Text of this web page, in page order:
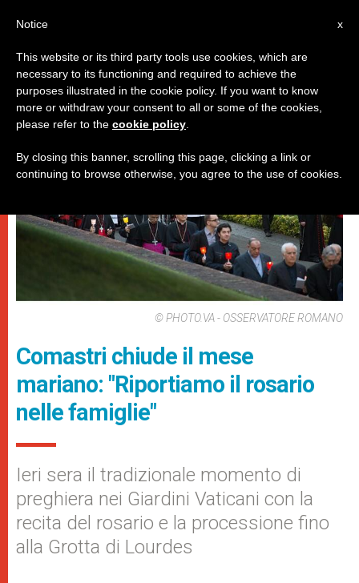
DICASTERI
© PHOTO.VA - OSSERVATORE ROMANO
Comastri chiude il mese
mariano: "Riportiamo il rosario
nelle famiglie"
Ieri sera il tradizionale momento di
preghiera nei Giardini Vaticani con la
recita del rosario e la processione fino
alla Grotta di Lourdes
x
Notice
This website or its third party tools use cookies, which are
necessary to its functioning and required to achieve the
purposes illustrated in the cookie policy. If you want to know
more or withdraw your consent to all or some of the cookies,
please refer to the cookie policy
By closing this banner, scrolling this page, clicking a link or
continuing to browse otherwise, you agree to the use of cookies.